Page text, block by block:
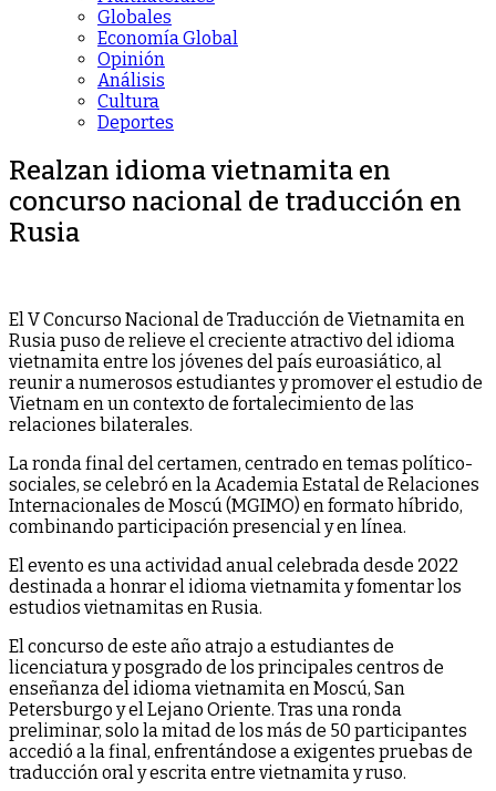
Globales
Economía Global
Opinión
Análisis
Cultura
Deportes
Realzan idioma vietnamita en
concurso nacional de traducción en
Rusia
El V Concurso Nacional de Traducción de Vietnamita en
Rusia puso de relieve el creciente atractivo del idioma
vietnamita entre los jóvenes del país euroasiático, al
reunir a numerosos estudiantes y promover el estudio de
Vietnam en un contexto de fortalecimiento de las
relaciones bilaterales.
La ronda final del certamen, centrado en temas político-
sociales, se celebró en la Academia Estatal de Relaciones
Internacionales de Moscú (MGIMO) en formato híbrido,
combinando participación presencial y en línea.
El evento es una actividad anual celebrada desde 2022
destinada a honrar el idioma vietnamita y fomentar los
estudios vietnamitas en Rusia.
El concurso de este año atrajo a estudiantes de
licenciatura y posgrado de los principales centros de
enseñanza del idioma vietnamita en Moscú, San
Petersburgo y el Lejano Oriente. Tras una ronda
preliminar, solo la mitad de los más de 50 participantes
accedió a la final, enfrentándose a exigentes pruebas de
traducción oral y escrita entre vietnamita y ruso.